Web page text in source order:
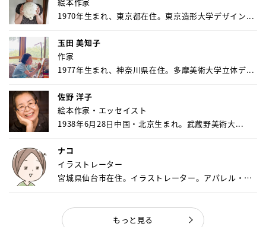
1970年生まれ、東京都在住。東京造形大学デザイン...
玉田 美知子
作家
1977年生まれ、神奈川県在住。多摩美術大学立体デ...
佐野 洋子
絵本作家・エッセイスト
1938年6月28日中国・北京生まれ。武蔵野美術大...
ナコ
イラストレーター
宮城県仙台市在住。イラストレーター。アパレル・キ
もっと見る